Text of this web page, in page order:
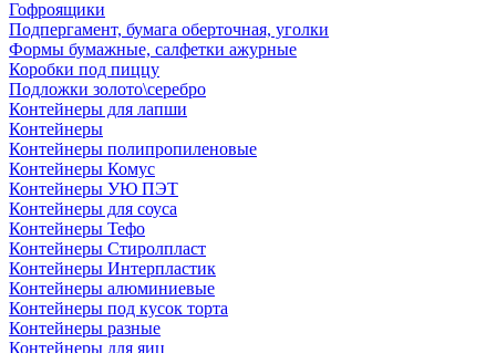
Гофроящики
Подпергамент, бумага оберточная, уголки
Формы бумажные, салфетки ажурные
Коробки под пиццу
Подложки золото\серебро
Контейнеры для лапши
Контейнеры
Контейнеры полипропиленовые
Контейнеры Комус
Контейнеры УЮ ПЭТ
Контейнеры для соуса
Контейнеры Тефо
Контейнеры Стиролпласт
Контейнеры Интерпластик
Контейнеры алюминиевые
Контейнеры под кусок торта
Контейнеры разные
Контейнеры для яиц